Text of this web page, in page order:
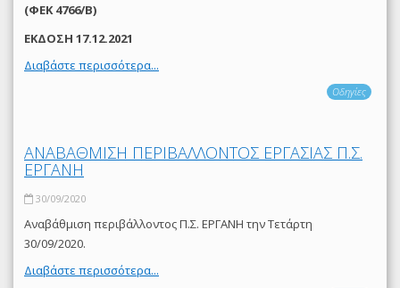
(ΦΕΚ 4766/Β)
ΕΚΔΟΣΗ 17.12.2021
Διαβάστε περισσότερα...
Οδηγίες
ΑΝΑΒΑΘΜΙΣΗ ΠΕΡΙΒΑΛΛΟΝΤΟΣ ΕΡΓΑΣΙΑΣ Π.Σ.
ΕΡΓΑΝΗ
30/09/2020
Αναβάθμιση περιβάλλοντος Π.Σ. ΕΡΓΑΝΗ την Τετάρτη
30/09/2020.
Διαβάστε περισσότερα...